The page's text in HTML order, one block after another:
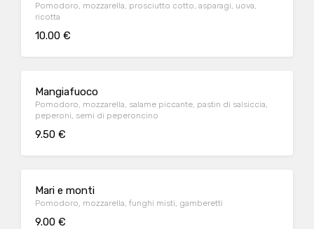
Pomodoro, mozzarella, prosciutto cotto, asparagi, uova,
ricotta
10.00 €
Mangiafuoco
Pomodoro, mozzarella, salame piccante, pastin di salsiccia,
peperoni, semi di peperoncino
9.50 €
Mari e monti
Pomodoro, mozzarella, funghi misti, gamberetti
9.00 €